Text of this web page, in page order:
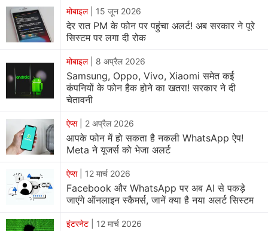
मोबाइल| 15 जून 2026
देर रात PM के फोन पर पहुंचा अलर्ट! अब सरकार ने पूरे
सिस्टम पर लगा दी रोक
मोबाइल| 8 अप्रैल 2026
Samsung, Oppo, Vivo, Xiaomi समेत कई
कंपनियों के फोन हैक होने का खतरा! सरकार ने दी
चेतावनी
ऐप्स| 2 अप्रैल 2026
आपके फोन में हो सकता है नकली WhatsApp ऐप!
Meta ने यूजर्स को भेजा अलर्ट
ऐप्स| 12 मार्च 2026
Facebook और WhatsApp पर अब AI से पकड़े
जाएंगे ऑनलाइन स्कैमर्स, जानें क्या है नया अलर्ट सिस्टम
इंटरनेट 12 मार्च 2026